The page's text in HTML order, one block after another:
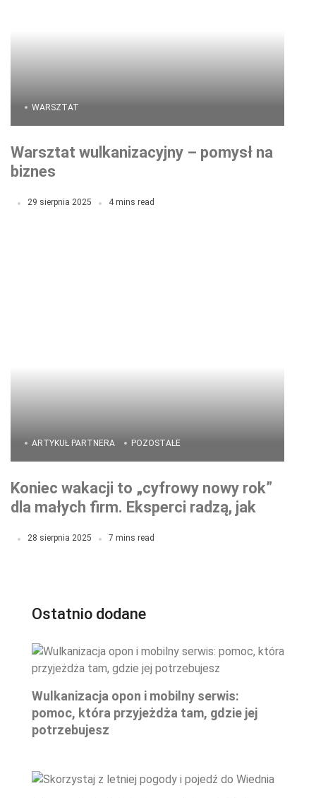
WARSZTAT
Warsztat wulkanizacyjny – pomysł na
biznes
29 sierpnia 2025 4 mins read
ARTYKUŁ PARTNERA POZOSTAŁE
Koniec wakacji to „cyfrowy nowy rok”
dla małych firm. Eksperci radzą, jak
jesienny szczyt sprzedaży.
28 sierpnia 2025 7 mins read
Ostatnio dodane
Wulkanizacja opon i mobilny serwis:
pomoc, która przyjeżdża tam, gdzie jej
potrzebujesz